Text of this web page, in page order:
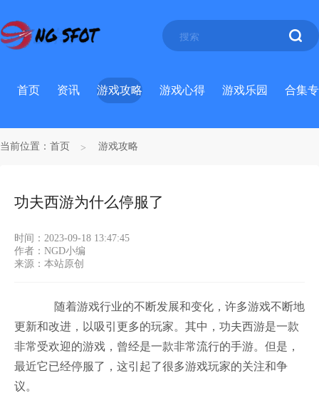
首页 资讯 游戏攻略 游戏心得 游戏乐园 合集
当前位置： 首页 游戏攻略
功夫西游为什么停服了
时间：2023-09-18 13:47:45
作者：NGD小编
来源：本站原创
随着游戏行业的不断发展和变化，许多游戏不断地
更新和改进，以吸引更多的玩家。其中，功夫西游是一款
非常受欢迎的游戏，曾经是一款非常流行的手游。但是，
最近它已经停服了，这引起了很多游戏玩家的关注和争
议。